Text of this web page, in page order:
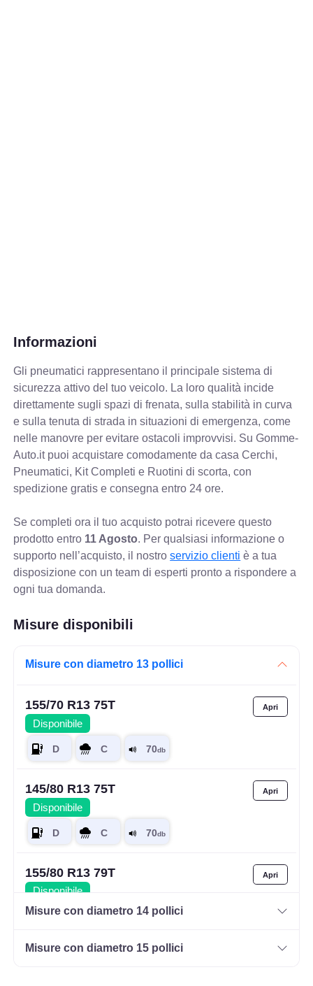
Informazioni
Gli pneumatici rappresentano il principale sistema di
sicurezza attivo del tuo veicolo. La loro qualità incide
direttamente sugli spazi di frenata, sulla stabilità in curva
e sulla tenuta di strada in situazioni di emergenza, come
nelle manovre per evitare ostacoli improvvisi. Su Gomme-
Auto.it puoi acquistare comodamente da casa Cerchi,
Pneumatici, Kit Completi e Ruotini di scorta, con
spedizione gratis e consegna entro 24 ore.
Se completi ora il tuo acquisto potrai ricevere questo
prodotto entro 11 Agosto. Per qualsiasi informazione o
supporto nell’acquisto, il nostroservizio clienti è a tua
disposizione con un team di esperti pronto a rispondere a
ogni tua domanda.
Misure disponibili
Misure con diametro 13 pollici
155/70 R13 75T
Disponibile
145/80 R13 75T
Disponibile
155/80 R13 79T
Disponibile
Misure con diametro 14 pollici
Misure con diametro 15 pollici